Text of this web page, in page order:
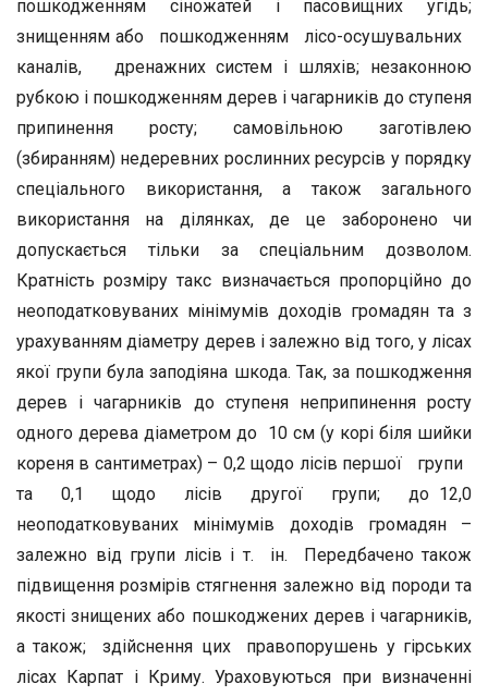
пошкодженням сіножатей і пасовищних угідь;
знищенням або пошкодженням лісо-осушувальних
каналів, дренажних систем і шляхів; незаконною
рубкою і пошкодженням дерев і чагарників до ступеня
припинення росту; самовільною заготівлею
(збиранням) недеревних рослинних ресурсів у порядку
спеціального використання, а також загального
використання на ділянках, де це заборонено чи
допускається тільки за спеціальним дозволом.
Кратність розміру такс визначається пропорційно до
неоподатковуваних мінімумів доходів громадян та з
урахуванням діаметру дерев і залежно від того, у лісах
якої групи була заподіяна шкода. Так, за пошкодження
дерев і чагарників до ступеня неприпинення росту
одного дерева діаметром до 10 см (у корі біля шийки
кореня в сантиметрах) – 0,2 щодо лісів першої групи
та 0,1 щодо лісів другої групи; до 12,0
неоподатковуваних мінімумів доходів громадян –
залежно від групи лісів і т. ін. Передбачено також
підвищення розмірів стягнення залежно від породи та
якості знищених або пошкоджених дерев і чагарників,
а також; здійснення цих правопорушень у гірських
лісах Карпат і Криму. Ураховуються при визначенні